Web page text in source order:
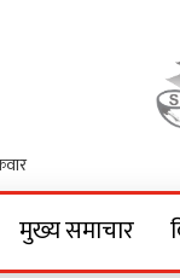
मुख्य समाचार